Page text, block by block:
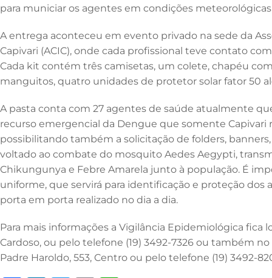
o
o
k
n
p
p
para municiar os agentes em condições meteorológicas
A entrega aconteceu em evento privado na sede da
Capivari (ACIC), onde cada profissional teve contato
Cada kit contém três camisetas, um colete, chapéu
manguitos, quatro unidades de protetor solar fator 50
A pasta conta com 27 agentes de saúde atualmente
recurso emergencial da Dengue que somente Capivari
possibilitando também a solicitação de folders, banners,
voltado ao combate do mosquito Aedes Aegypti,
Chikungunya e Febre Amarela junto à população. É
uniforme, que servirá para identificação e proteção
porta em porta realizado no dia a dia.
Para mais informações a Vigilância Epidemiológica fica
Cardoso, ou pelo telefone (19) 3492-7326 ou também
Padre Haroldo, 553, Centro ou pelo telefone (19) 3492-